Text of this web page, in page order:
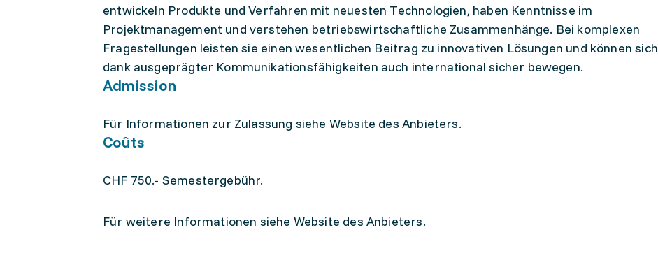
entwickeln Produkte und Verfahren mit neuesten Technologien, haben Kenntnisse im
Projektmanagement und verstehen betriebswirtschaftliche Zusammenhänge. Bei komplexen
Fragestellungen leisten sie einen wesentlichen Beitrag zu innovativen Lösungen und können sich
dank ausgeprägter Kommunikationsfähigkeiten auch international sicher bewegen.
Admission
Für Informationen zur Zulassung siehe Website des Anbieters.
Coûts
CHF 750.- Semestergebühr.
Für weitere Informationen siehe Website des Anbieters.